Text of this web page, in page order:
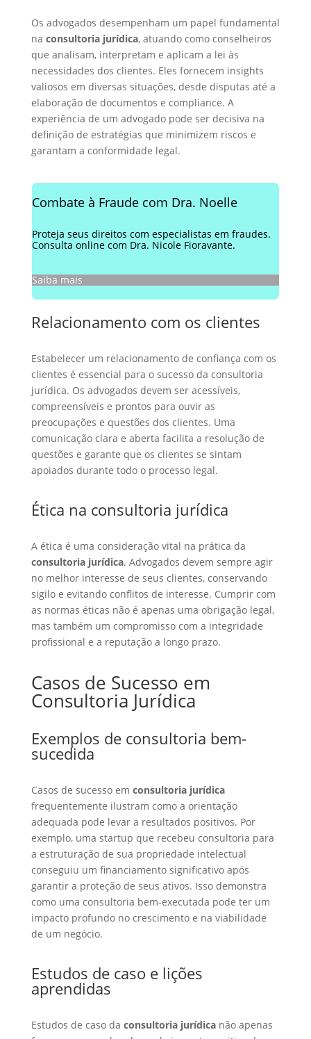
Os advogados desempenham um papel fundamental
na consultoria jurídica, atuando como conselheiros
que analisam, interpretam e aplicam a lei às
necessidades dos clientes. Eles fornecem insights
valiosos em diversas situações, desde disputas até a
elaboração de documentos e compliance. A
experiência de um advogado pode ser decisiva na
definição de estratégias que minimizem riscos e
garantam a conformidade legal.
Combate à Fraude com Dra. Noelle
Proteja seus direitos com especialistas em fraudes.
Consulta online com Dra. Nicole Fioravante.
Saiba mais
Relacionamento com os clientes
Estabelecer um relacionamento de confiança com os
clientes é essencial para o sucesso da consultoria
jurídica. Os advogados devem ser acessíveis,
compreensíveis e prontos para ouvir as
preocupações e questões dos clientes. Uma
comunicação clara e aberta facilita a resolução de
questões e garante que os clientes se sintam
apoiados durante todo o processo legal.
Ética na consultoria jurídica
A ética é uma consideração vital na prática da
consultoria jurídica. Advogados devem sempre agir
no melhor interesse de seus clientes, conservando
sigilo e evitando conflitos de interesse. Cumprir com
as normas éticas não é apenas uma obrigação legal,
mas também um compromisso com a integridade
profissional e a reputação a longo prazo.
Casos de Sucesso em
Consultoria Jurídica
Exemplos de consultoria bem-
sucedida
Casos de sucesso em consultoria jurídica
frequentemente ilustram como a orientação
adequada pode levar a resultados positivos. Por
exemplo, uma startup que recebeu consultoria para
a estruturação de sua propriedade intelectual
conseguiu um financiamento significativo após
garantir a proteção de seus ativos. Isso demonstra
como uma consultoria bem-executada pode ter um
impacto profundo no crescimento e na viabilidade
de um negócio.
Estudos de caso e lições
aprendidas
Estudos de caso da consultoria jurídicanão apenas